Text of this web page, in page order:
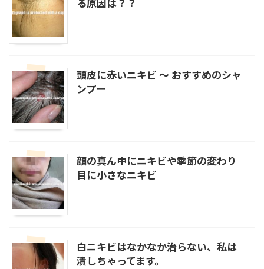
頭皮に赤いニキビ ～ おすすめのシャ
ンプー
顔の真ん中にニキビや季節の変わり
目に小さなニキビ
白ニキビはなかなか治らない、私は
潰しちゃってます。